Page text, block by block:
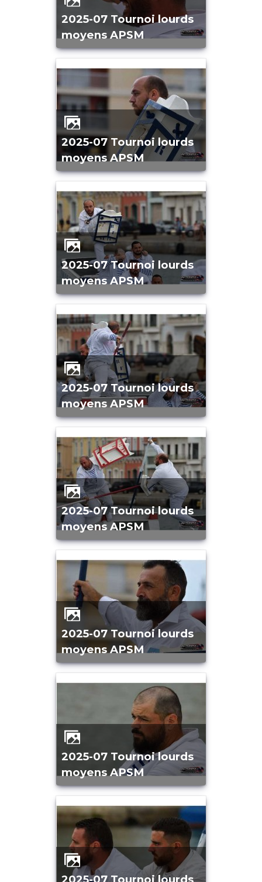
2025-07 Tournoi lourds
moyens APSM
2025-07 Tournoi lourds
moyens APSM
2025-07 Tournoi lourds
moyens APSM
2025-07 Tournoi lourds
moyens APSM
2025-07 Tournoi lourds
moyens APSM
2025-07 Tournoi lourds
moyens APSM
2025-07 Tournoi lourds
moyens APSM
2025-07 Tournoi lourds